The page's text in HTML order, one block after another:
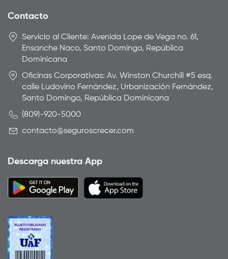
Contacto
Servicio al Cliente: Avenida Lope de Vega no. 61,
Ensanche Naco, Santo Domingo, República
Dominicana
Oficinas Corporativas: Av. Winston Churchill #5 esq.
calle Ludovino Fernández, Urbanización Fernández,
Santo Domingo, República Dominicana
(809)-920-5000
contacto@seguroscrecer.com
Descarga nuestra App